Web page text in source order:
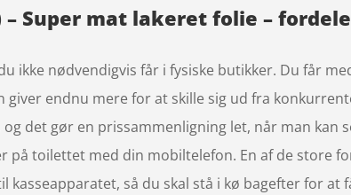
– Super mat lakeret folie –
nødvendigvis får i fysiske butikker. Du får
endnu mere for at skille sig ud fra
det gør en prissammenligning let, når man kan
på toilettet med din mobiltelefon. En af de store
så du skal stå i kø bagefter for at